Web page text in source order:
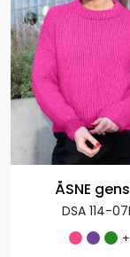
ÅSNE
DSA 114-
+